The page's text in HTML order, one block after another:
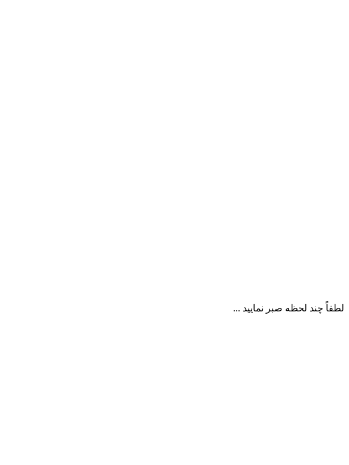
لطفاً چند لحظه صبر نمایید ...